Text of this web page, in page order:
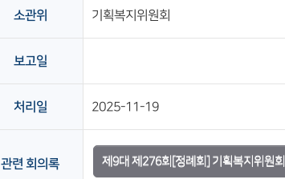
소관위 기획복지위원회
보고일
처리일 2025-11-19
관련 회의록 제9대 제276회[정례회] 기획복지위원